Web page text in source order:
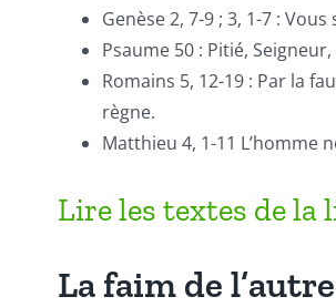
Genèse 2, 7-9 ; 3, 1-7 :
Psaume 50 : Pitié,
Romains 5, 12-19 : Par la
règne.
Matthieu 4, 1-11 L’homme
Lire les textes de la
La faim de l’autre